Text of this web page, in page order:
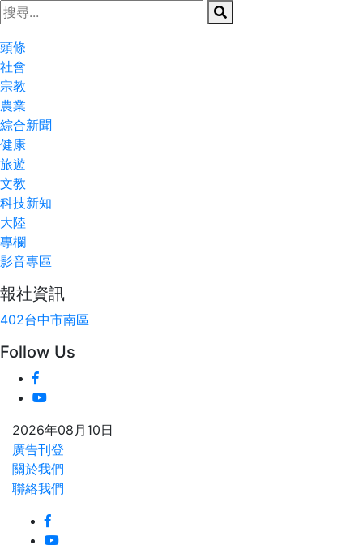
頭條
社會
宗教
農業
綜合新聞
健康
旅遊
文教
科技新知
大陸
專欄
影音專區
報社資訊
402台中市南區
Follow Us
2026年08月10日
廣告刊登
關於我們
聯絡我們